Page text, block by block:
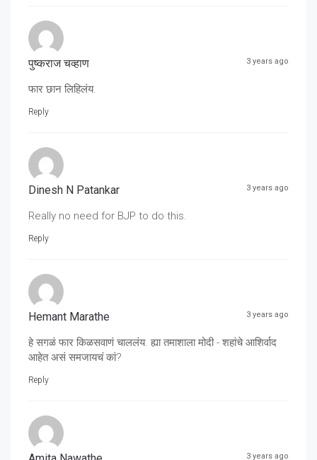
पुष्कराज चव्हाण 3 years ago
फार छान लिहिलंय.
Reply
Dinesh N Patankar 3 years ago
Really no need for BJP to do this.
Reply
Hemant Marathe 3 years ago
हे सगळं फार किळसवाणं चाललंय. ह्या तमाशाला मोदी - शहांचे आशिर्वाद
आहेत असं समजायचं कां?
Reply
3 years ago